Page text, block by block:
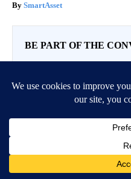
SmartAsset
BE PART OF THE
civil and constructive
Please keep your